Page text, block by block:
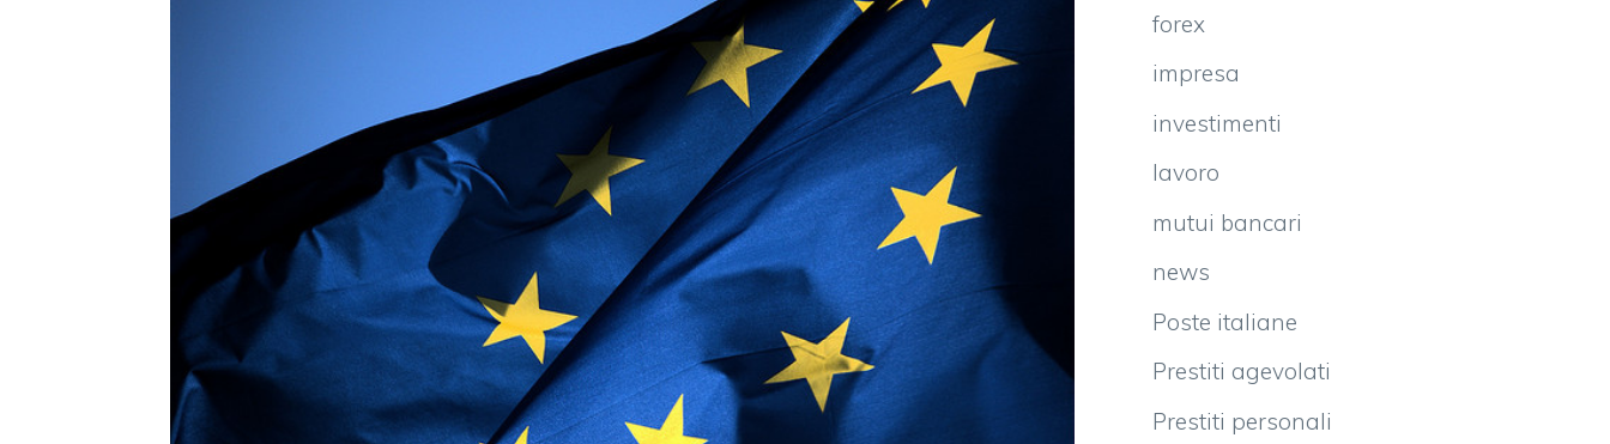
forex
impresa
investimenti
lavoro
mutui bancari
news
Poste italiane
Prestiti agevolati
Prestiti personali